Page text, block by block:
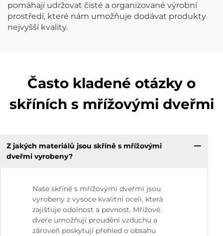
pomáhají udržovat čisté a organizované výrobní
prostředí, které nám umožňuje dodávat produkty
nejvyšší kvality.
Často kladené otázky o
skříních s mřížovými dveřmi
Z jakých materiálů jsou skříně s mřížovými
dveřmi vyrobeny?
Naše skříně s mřížovými dveřmi jsou
vyrobeny z vysoce kvalitní oceli, která
zajišťuje odolnost a pevnost. Mřížové
dveře umožňují proudění vzduchu a
zároveň poskytují přehled o obsahu